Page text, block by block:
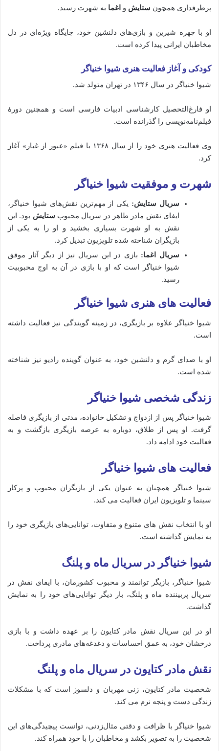
پرطرفداری همچون ستایش و اغما به شهرت رسید.
او با چهره شیرین و بازی‌های دلنشین خود، جایگاه ویژه‌ای در دل
مخاطبان ایرانی پیدا کرده است.
کودکی و آغاز فعالیت هنری شیوا خنیاگر
شیوا خنیاگر در سال ۱۳۴۶ در تهران متولد شد.
او فارغ‌التحصیل کارشناسی ادبیات فارسی است و همچنین دورهٔ
فیلم‌نامه‌نویسی را گذرانده است.
وی فعالیت هنری خود را از سال ۱۳۶۸ با فیلم «عبور از غبار» آغاز
کرد.
شهرت و موفقیت شیوا خنیاگر
سریال ستایش: یکی از مهم‌ترین نقش‌های شیوا خنیاگر،
ایفای نقش مادر طاهر در سریال محبوب ستایش بود. این
نقش به او شهرت بسیاری بخشید و او را به یکی از
بازیگران شناخته شده تلویزیون تبدیل کرد.
سریال اغما: بازی در این سریال نیز از دیگر آثار موفق
شیوا خنیاگر است که او با بازی در آن به اوج محبوبیت
رسید.
فعالیت‌ های هنری شیوا خنیاگر
شیوا خنیاگر علاوه بر بازیگری، در زمینه گویندگی نیز فعالیت داشته
است.
او با صدای گرم و دلنشین خود، به عنوان گوینده رادیو نیز شناخته
شده‌ است.
زندگی شخصی شیوا خنیاگر
شیوا خنیاگر پس از ازدواج و تشکیل خانواده، مدتی از بازیگری فاصله
گرفت. او پس از طلاق، دوباره به عرصه بازیگری بازگشت و به
فعالیت خود ادامه داد.
فعالیت های شیوا خنیاگر
شیوا خنیاگر همچنان به عنوان یکی از بازیگران محبوب و پرکار
سینما و تلویزیون ایران فعالیت می‌ کند.
او با انتخاب نقش‌ های متنوع و متفاوت، توانایی‌های بازیگری خود را
به نمایش گذاشته است.
شیوا خنیاگر در سریال ماه و پلنگ
شیوا خنیاگر، بازیگر توانمند و محبوب کشورمان، با ایفای نقش در
سریال پربیننده ماه و پلنگ، بار دیگر توانایی‌های خود را به نمایش
گذاشت.
او در این سریال نقش مادر کتایون را بر عهده داشت و با بازی
درخشان خود، به عمق احساسات و دغدغه‌های مادری پرداخت.
نقش مادر کتایون در سریال ماه و پلنگ
شخصیت مادر کتایون، زنی مهربان و دلسوز است که با مشکلات
زندگی دست و پنجه نرم می‌ کند.
شیوا خنیاگر با ظرافت و دقتی مثال‌زدنی، توانست پیچیدگی‌های این
شخصیت را به تصویر بکشد و مخاطبان را با خود همراه کند.